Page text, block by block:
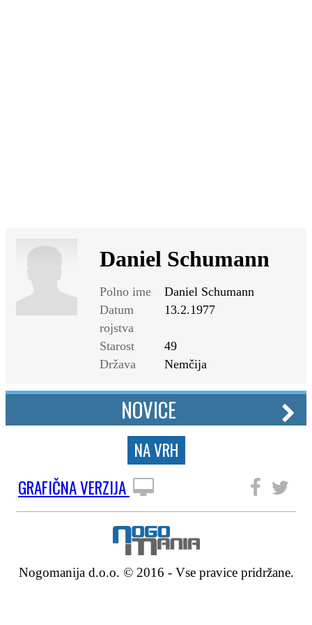
Daniel Schumann
Polno ime
Daniel Schumann
Datum
rojstva
13.2.1977
Starost
49
Država
Nemčija
NOVICE
NA VRH
GRAFIČNA VERZIJA
Nogomanija d.o.o. © 2016 - Vse pravice pridržane.